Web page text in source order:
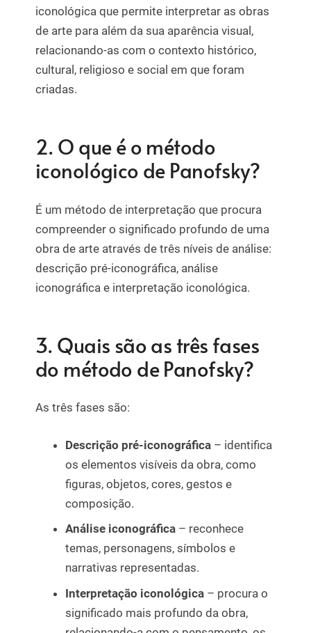
iconológica que permite interpretar as obras
de arte para além da sua aparência visual,
relacionando-as com o contexto histórico,
cultural, religioso e social em que foram
criadas.
2. O que é o método
iconológico de Panofsky?
É um método de interpretação que procura
compreender o significado profundo de uma
obra de arte através de três níveis de análise:
descrição pré-iconográfica, análise
iconográfica e interpretação iconológica.
3. Quais são as três fases
do método de Panofsky?
As três fases são:
Descrição pré-iconográfica– identifica
os elementos visíveis da obra, como
figuras, objetos, cores, gestos e
composição.
Análise iconográfica– reconhece
temas, personagens, símbolos e
narrativas representadas.
Interpretação iconológica– procura o
significado mais profundo da obra,